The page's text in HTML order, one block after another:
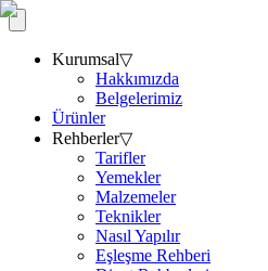
Kurumsal▽
Hakkımızda
Belgelerimiz
Ürünler
Rehberler▽
Tarifler
Yemekler
Malzemeler
Teknikler
Nasıl Yapılır
Eşleşme Rehberi